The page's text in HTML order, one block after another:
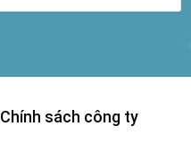
Chính sách công ty